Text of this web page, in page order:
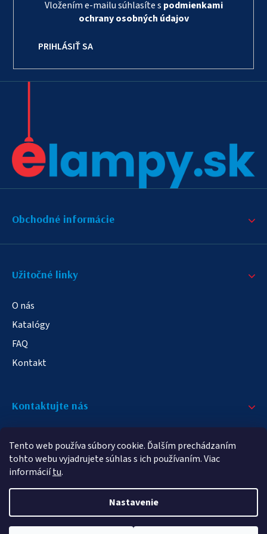
Tento web používa súbory cookie. Ďalším prechádzaním
tohto webu vyjadrujete súhlas s ich používaním. Viac
informáciítu.
Nastavenie
Vložením e-mailu súhlasíte s podmienkami
ochrany osobných údajov
PRIHLÁSIŤ SA
Obchodné informácie
Užitočné linky
O nás
Katalógy
FAQ
Kontakt
Kontaktujte nás
info@elampa.sk
elampy.sk. Všetky práva vyhradené.